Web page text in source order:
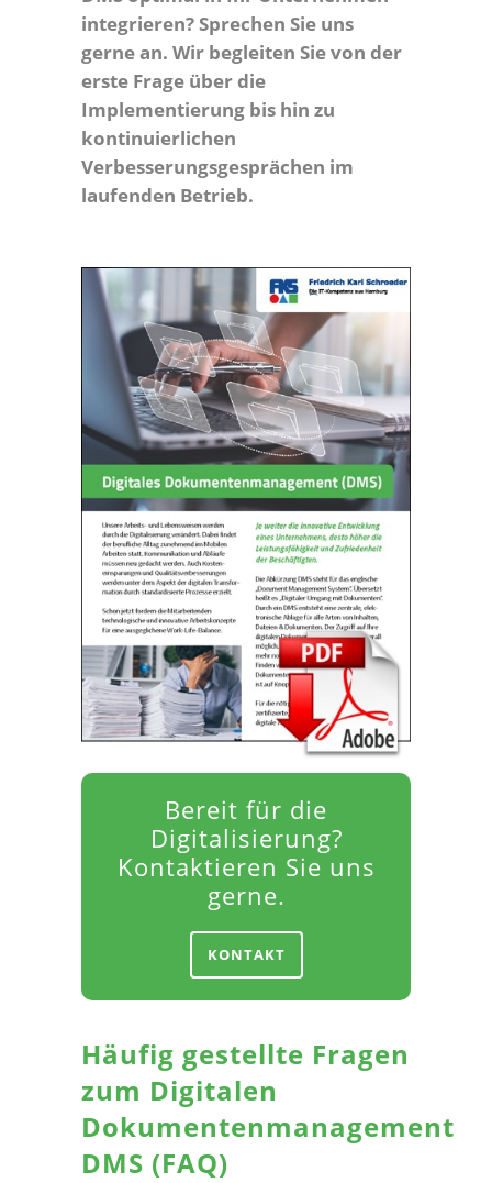
integrieren? Sprechen Sie uns
gerne an. Wir begleiten Sie von der
erste Frage über die
Implementierung bis hin zu
kontinuierlichen
Verbesserungsgesprächen im
laufenden Betrieb.
Bereit für die
Digitalisierung?
Kontaktieren Sie uns
gerne.
KONTAKT
Häufig gestellte Fragen
zum Digitalen
Dokumentenmanagement
DMS (FAQ)